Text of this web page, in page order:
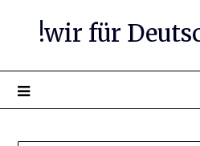
!wir für